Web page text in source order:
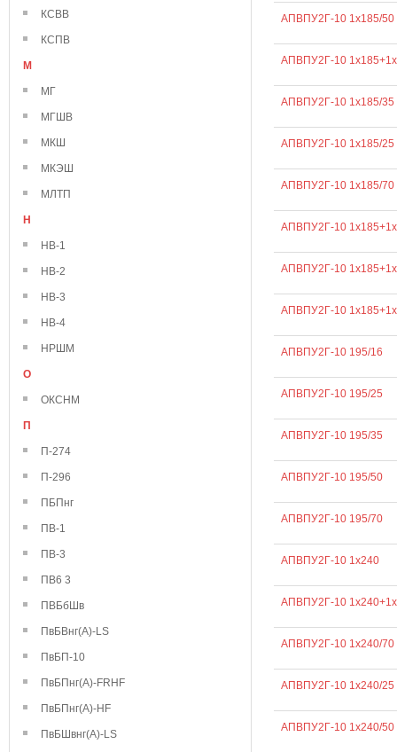
КСВВ
КСПВ
М
МГ
МГШВ
МКШ
МКЭШ
МЛТП
Н
НВ-1
НВ-2
НВ-3
НВ-4
НРШМ
О
ОКСНМ
П
П-274
П-296
ПБПнг
ПВ-1
ПВ-3
ПВ6 3
ПВБбШв
ПвБВнг(А)-LS
ПвБП-10
ПвБПнг(А)-FRHF
ПвБПнг(А)-HF
ПвБШвнг(А)-LS
АПВПУ2Г-10 1х185/50
АПВПУ2Г-10
АПВПУ2Г-10 1х185/35
АПВПУ2Г-10 1х185/25
АПВПУ2Г-10 1х185/70
АПВПУ2Г-10
АПВПУ2Г-10
АПВПУ2Г-10
АПВПУ2Г-10 195/16
АПВПУ2Г-10 195/25
АПВПУ2Г-10 195/35
АПВПУ2Г-10 195/50
АПВПУ2Г-10 195/70
АПВПУ2Г-10 1х240
АПВПУ2Г-10
АПВПУ2Г-10 1х240/70
АПВПУ2Г-10 1х240/25
АПВПУ2Г-10 1х240/50